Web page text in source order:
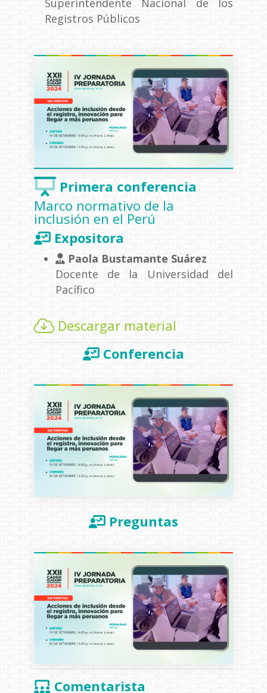
Superintendente Nacional de los
Registros Públicos
Primera conferencia
Marco normativo de la
inclusión en el Perú
Expositora
Paola Bustamante Suárez
Docente de la Universidad del
Pacífico
Descargar material
Conferencia
Preguntas
Comentarista